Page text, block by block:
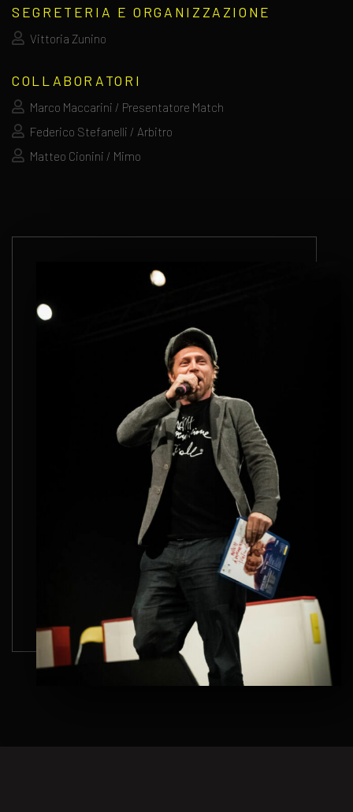
SEGRETERIA E ORGANIZZAZIONE
Vittoria Zunino
COLLABORATORI
Marco Maccarini / Presentatore Match
Federico Stefanelli / Arbitro
Matteo Cionini / Mimo